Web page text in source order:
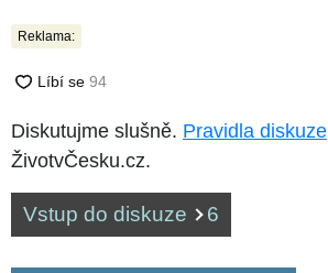
Reklama:
Diskutujme slušně. Pravidla diskuze
ŽivotvČesku.cz.
Vstup do diskuze 6